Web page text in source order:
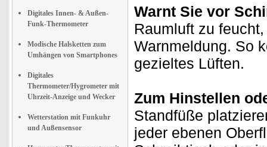
Digitales Innen- & Außen-
Funk-Thermometer
Modische Halsketten zum
Umhängen von Smartphones
Digitales
Thermometer/Hygrometer mit
Uhrzeit-Anzeige und Wecker
Wetterstation mit Funkuhr
und Außensensor
Warnt Sie vor
Raumluft zu
Warnmeldung. So
gezieltes Lüften.
Zum Hinstellen
Standfüße
jeder ebenen